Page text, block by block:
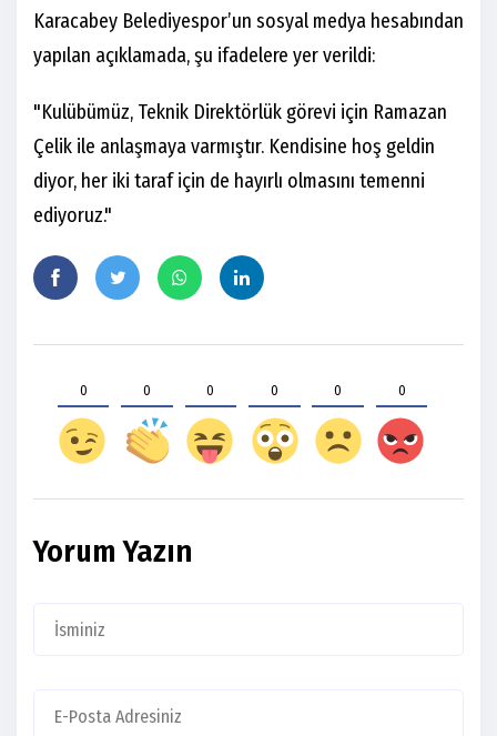
Karacabey Belediyespor’un sosyal medya hesabından
yapılan açıklamada, şu ifadelere yer verildi:
"Kulübümüz, Teknik Direktörlük görevi için Ramazan
Çelik ile anlaşmaya varmıştır. Kendisine hoş geldin
diyor, her iki taraf için de hayırlı olmasını temenni
ediyoruz."
0 0 0 0 0 0
Yorum Yazın